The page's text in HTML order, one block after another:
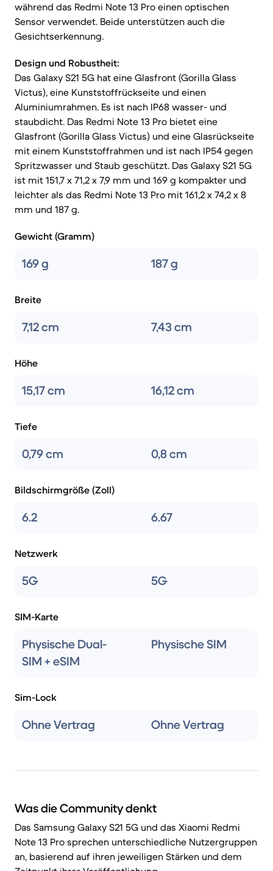
während das Redmi Note 13 Pro einen optischen
Sensor verwendet. Beide unterstützen auch die
Gesichtserkennung.
Design und Robustheit:
Das Galaxy S21 5G hat eine Glasfront (Gorilla Glass
Victus), eine Kunststoffrückseite und einen
Aluminiumrahmen. Es ist nach IP68 wasser- und
staubdicht. Das Redmi Note 13 Pro bietet eine
Glasfront (Gorilla Glass Victus) und eine Glasrückseite
mit einem Kunststoffrahmen und ist nach IP54 gegen
Spritzwasser und Staub geschützt. Das Galaxy S21 5G
ist mit 151,7 x 71,2 x 7,9 mm und 169 g kompakter und
leichter als das Redmi Note 13 Pro mit 161,2 x 74,2 x 8
mm und 187 g.
Gewicht (Gramm)
169 g 187 g
Breite
7,12 cm 7,43 cm
Höhe
15,17 cm 16,12 cm
Tiefe
0,79 cm 0,8 cm
Bildschirmgröße (Zoll)
6.2 6.67
Netzwerk
5G 5G
SIM-Karte
Physische Dual-
SIM + eSIM
Physische SIM
Sim-Lock
Ohne Vertrag Ohne Vertrag
Was die Community denkt
Das Samsung Galaxy S21 5G und das Xiaomi Redmi
Note 13 Pro sprechen unterschiedliche Nutzergruppen
an, basierend auf ihren jeweiligen Stärken und dem